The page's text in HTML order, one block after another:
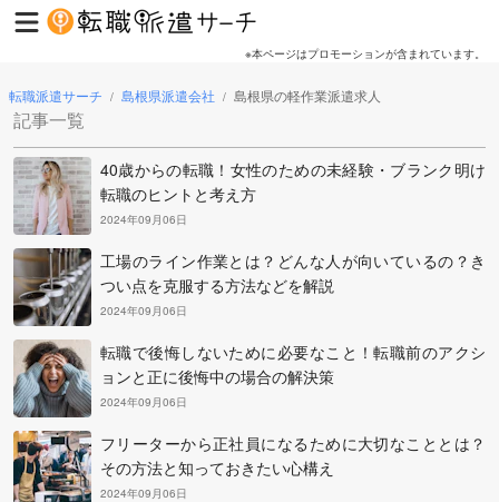
※本ページはプロモーションが含まれています。
転職派遣サーチ / 島根県派遣会社 / 島根県の軽作業派遣求人
記事一覧
40歳からの転職！女性のための未経験・ブランク明け
転職のヒントと考え方
2024年09月06日
工場のライン作業とは？どんな人が向いているの？き
つい点を克服する方法などを解説
2024年09月06日
転職で後悔しないために必要なこと！転職前のアクシ
ョンと正に後悔中の場合の解決策
2024年09月06日
フリーターから正社員になるために大切なこととは？
その方法と知っておきたい心構え
2024年09月06日